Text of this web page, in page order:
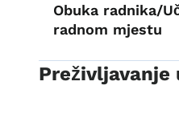
Obuka radnika/
radnom mjestu
Preživljavanje